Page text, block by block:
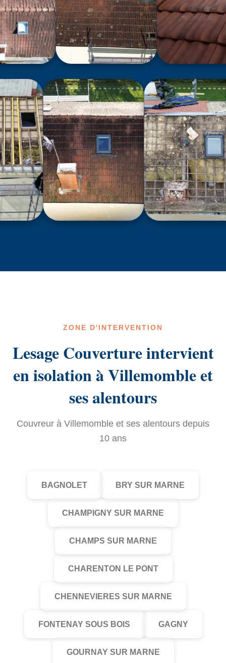
ZONE D'INTERVENTION
Lesage Couverture intervient
en isolation à Villemomble et
ses alentours
Couvreur à Villemomble et ses alentours depuis
10 ans
BAGNOLET BRY SUR MARNE
CHAMPIGNY SUR MARNE
CHAMPS SUR MARNE
CHARENTON LE PONT
CHENNEVIERES SUR MARNE
FONTENAY SOUS BOIS GAGNY
GOURNAY SUR MARNE